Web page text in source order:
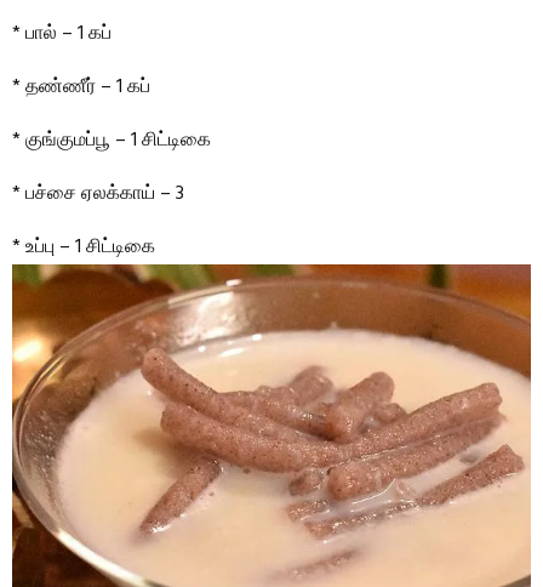
* பால் – 1 கப்
* தண்ணீர் – 1 கப்
* குங்குமப்பூ – 1 சிட்டிகை
* பச்சை ஏலக்காய் – 3
* உப்பு – 1 சிட்டிகை